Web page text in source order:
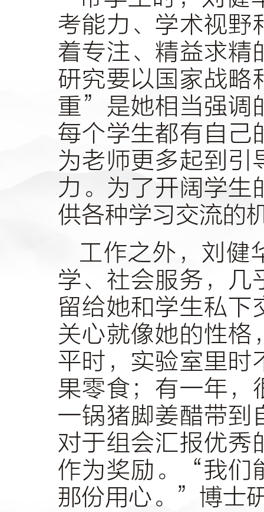
考能力、学术视野
着专注、精益求精
研究要以国家战
重”是她相当强调
每个学生都有自己
为老师更多起到引
力。为了开阔学生
供各种学习交流的
工作之外，刘健
学、社会服务，几
留给她和学生私下
关心就像她的性格
平时，实验室里时
果零食；有一年，
一锅猪脚姜醋带到
对于组会汇报优秀
作为奖励。“我们
那份用心。”博士